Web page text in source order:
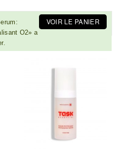
VOIR LE PANIER
O2» a